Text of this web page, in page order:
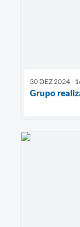
30 DEZ 2024 -
Grupo